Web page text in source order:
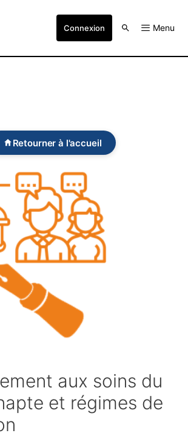
Connexion Menu
Retourner à l'accueil
aux soins du
et régimes de